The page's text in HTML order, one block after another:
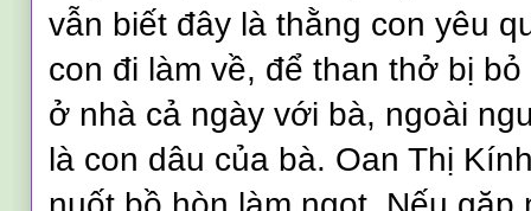
vẫn biết đây là thằng con yêu
con đi làm về, để than thở bị
ở nhà cả ngày với bà, ngoài
là con dâu của bà. Oan Thị